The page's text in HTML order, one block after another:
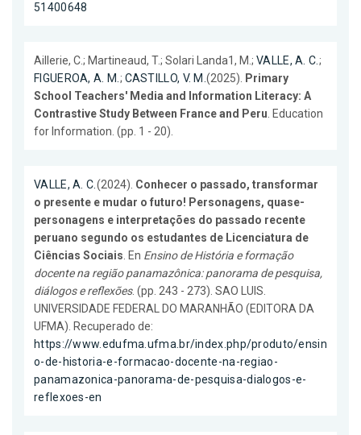
51400648
Aillerie, C.; Martineaud, T.; Solari Landa1, M.; VALLE, A. C.;
FIGUEROA, A. M.; CASTILLO, V. M.(2025). Primary
School Teachers' Media and Information Literacy: A
Contrastive Study Between France and Peru. Education
for Information. (pp. 1 - 20).
VALLE, A. C.(2024). Conhecer o passado, transformar
o presente e mudar o futuro! Personagens, quase-
personagens e interpretações do passado recente
peruano segundo os estudantes de Licenciatura de
Ciências Sociais. En Ensino de História e formação
docente na região panamazônica: panorama de pesquisa,
diálogos e reflexões. (pp. 243 - 273). SAO LUIS.
UNIVERSIDADE FEDERAL DO MARANHÃO (EDITORA DA
UFMA). Recuperado de:
https://www.edufma.ufma.br/index.php/produto/ensin
o-de-historia-e-formacao-docente-na-regiao-
panamazonica-panorama-de-pesquisa-dialogos-e-
reflexoes-en